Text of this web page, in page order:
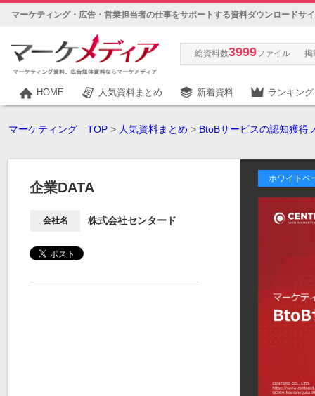
マーケティング・広告・営業担当者の仕事をサポートする資料ダウンロードサ
総資料数3999ファイル 掲
HOME 人気資料まとめ 新着資料 ランキング
マーケティング TOP > 人気資料まとめ > BtoBサービスの認知獲得
企業DATA
会社名 株式会社センタード
ホワイトペ